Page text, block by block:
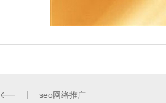
seo网络推广